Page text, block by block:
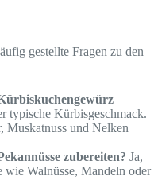
gestellte Fragen zu den
typische Kürbisgeschmack.
Muskatnuss und Nelken
zubereiten? Ja,
wie Walnüsse, Mandeln oder